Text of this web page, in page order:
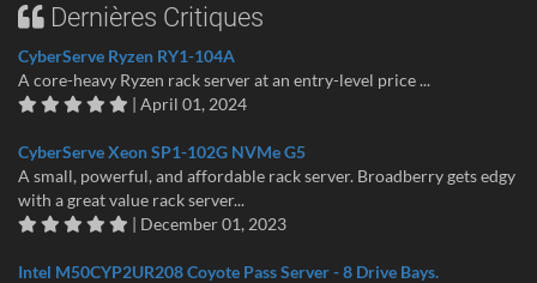
Dernières Critiques
CyberServe Ryzen RY1-104A
A core-heavy Ryzen rack server at an entry-level price ...
| April 01, 2024
CyberServe Xeon SP1-102G NVMe G5
A small, powerful, and affordable rack server. Broadberry gets edgy
with a great value rack server...
| December 01, 2023
Intel M50CYP2UR208 Coyote Pass Server - 8 Drive Bays.